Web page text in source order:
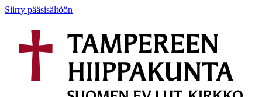
Siirry pääsisältöön